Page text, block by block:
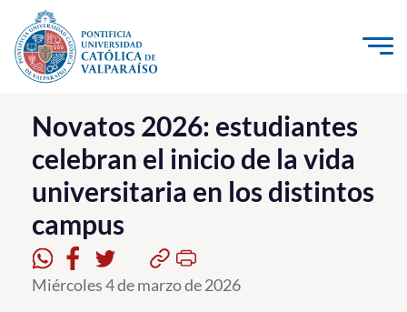
Click acá para ir directamente al contenido
La Universidad
Investigación, Creación e Innovación
PUCV Internacional
Vinculación con el Medio
Admisión
Novatos 2026: estudiantes
celebran el inicio de la vida
universitaria en los distintos
campus
Miércoles 4 de marzo de 2026